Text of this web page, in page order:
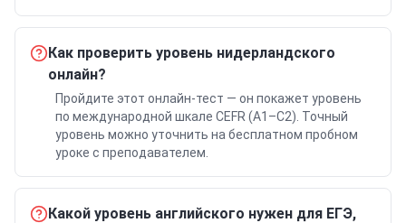
Как проверить уровень нидерландского
онлайн?
Пройдите этот онлайн-тест — он покажет уровень
по международной шкале CEFR (A1–C2). Точный
уровень можно уточнить на бесплатном пробном
уроке с преподавателем.
Какой уровень английского нужен для ЕГЭ,